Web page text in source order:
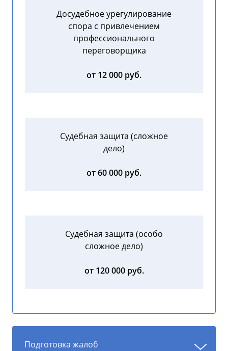
Досудебное урегулирование
спора с привлечением
профессионального
переговорщика
от 12 000 руб.
Судебная защита (сложное
дело)
от 60 000 руб.
Судебная защита (особо
сложное дело)
от 120 000 руб.
Подготовка жалоб